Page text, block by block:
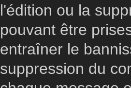
l'édition ou la
pouvant être
entraîner le
suppression du